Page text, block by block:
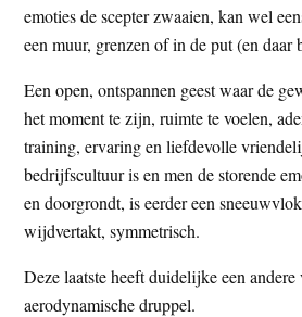
emoties de scepter zwaaien, kan wel
een muur, grenzen of in de put (en daar
Een open, ontspannen geest waar de
het moment te zijn, ruimte te voelen,
training, ervaring en liefdevolle
bedrijfscultuur is en men de storende
en doorgrondt, is eerder een
wijdvertakt, symmetrisch.
Deze laatste heeft duidelijke een
aerodynamische druppel.